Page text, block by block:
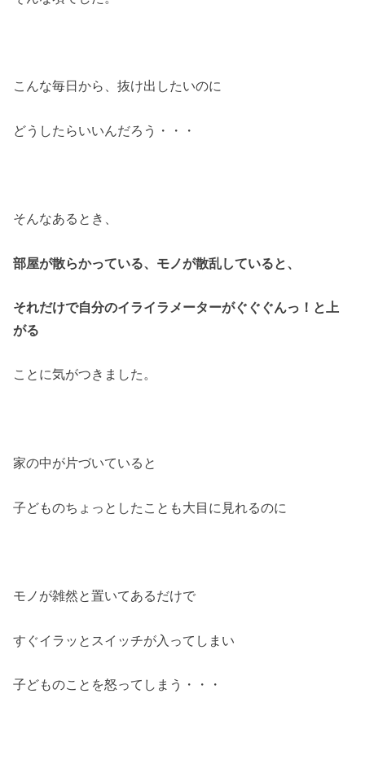
こんな毎日から、抜け出したいのに
どうしたらいいんだろう・・・
そんなあるとき、
部屋が散らかっている、モノが散乱していると、
それだけで自分のイライラメーターがぐぐぐんっ！と上
がる
ことに気がつきました。
家の中が片づいていると
子どものちょっとしたことも大目に見れるのに
モノが雑然と置いてあるだけで
すぐイラッとスイッチが入ってしまい
子どものことを怒ってしまう・・・